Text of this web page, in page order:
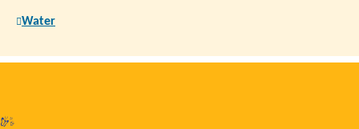
Water